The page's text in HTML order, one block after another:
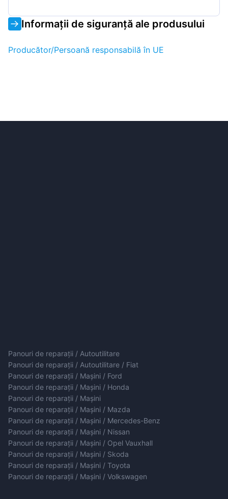
Informații de siguranță ale produsului
Producător/Persoană responsabilă în UE
Panouri de reparații / Autoutilitare
Panouri de reparații / Autoutilitare / Fiat
Panouri de reparații / Mașini / Ford
Panouri de reparații / Mașini / Honda
Panouri de reparații / Mașini
Panouri de reparații / Mașini / Mazda
Panouri de reparații / Mașini / Mercedes-Benz
Panouri de reparații / Mașini / Nissan
Panouri de reparații / Mașini / Opel Vauxhall
Panouri de reparații / Mașini / Skoda
Panouri de reparații / Mașini / Toyota
Panouri de reparații / Mașini / Volkswagen